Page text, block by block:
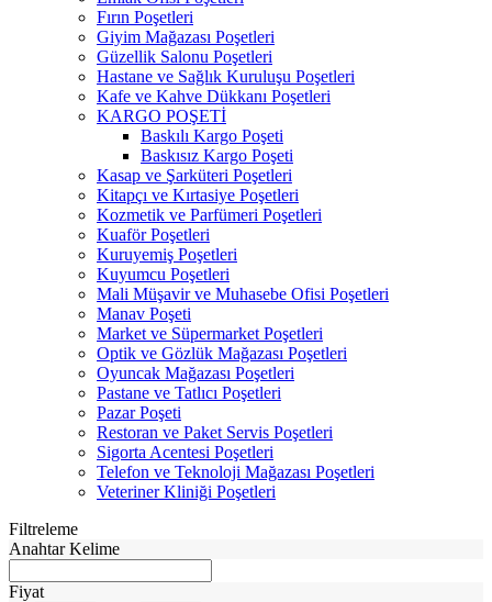
Fırın Poşetleri
Giyim Mağazası Poşetleri
Güzellik Salonu Poşetleri
Hastane ve Sağlık Kuruluşu Poşetleri
Kafe ve Kahve Dükkanı Poşetleri
KARGO POŞETİ
Baskılı Kargo Poşeti
Baskısız Kargo Poşeti
Kasap ve Şarküteri Poşetleri
Kitapçı ve Kırtasiye Poşetleri
Kozmetik ve Parfümeri Poşetleri
Kuaför Poşetleri
Kuruyemiş Poşetleri
Kuyumcu Poşetleri
Mali Müşavir ve Muhasebe Ofisi Poşetleri
Manav Poşeti
Market ve Süpermarket Poşetleri
Optik ve Gözlük Mağazası Poşetleri
Oyuncak Mağazası Poşetleri
Pastane ve Tatlıcı Poşetleri
Pazar Poşeti
Restoran ve Paket Servis Poşetleri
Sigorta Acentesi Poşetleri
Telefon ve Teknoloji Mağazası Poşetleri
Veteriner Kliniği Poşetleri
Filtreleme
Anahtar Kelime
Fiyat